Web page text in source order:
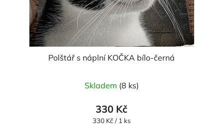
Polštář s náplní KOČKA bílo-černá
Skladem (8 ks)
330 Kč
Měrná
330 Kč / 1 ks